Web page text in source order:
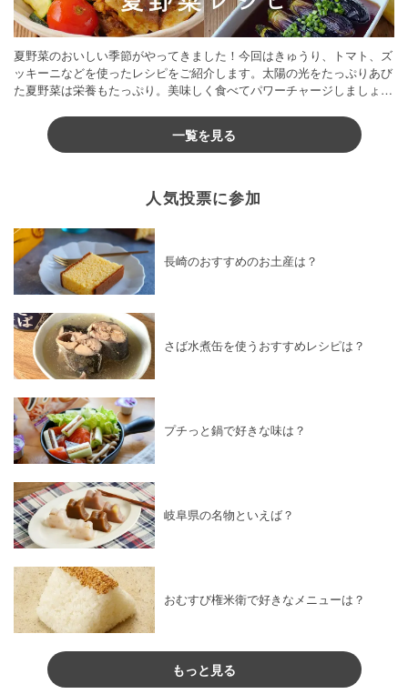
夏野菜のおいしい季節がやってきました！今回はきゅうり、トマト、ズ
ッキーニなどを使ったレシピをご紹介します。太陽の光をたっぷりあび
た夏野菜は栄養もたっぷり。美味しく食べてパワーチャージしましょう
一覧を見る
人気投票に参加
長崎のおすすめのお土産は？
さば水煮缶を使うおすすめレシピは？
プチっと鍋で好きな味は？
岐阜県の名物といえば？
おむすび権米衛で好きなメニューは？
もっと見る